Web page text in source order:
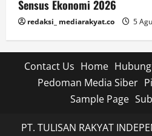
Sensus Ekonomi 2026
redaksi_ mediarakyat.co 5
Contact Us Home
Pedoman Media Siber
Sample Page
PT. TULISAN RAKYAT